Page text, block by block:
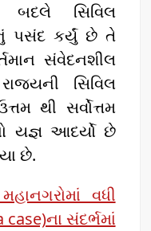
બદલે સિવિલ
પસંદ કર્યું છે તે
સંવેદનશીલ
સિવિલ
થી સર્વોત્તમ
યજ્ઞ આદર્યો છે
છે.
વધી
case)ના સંદર્ભમાં